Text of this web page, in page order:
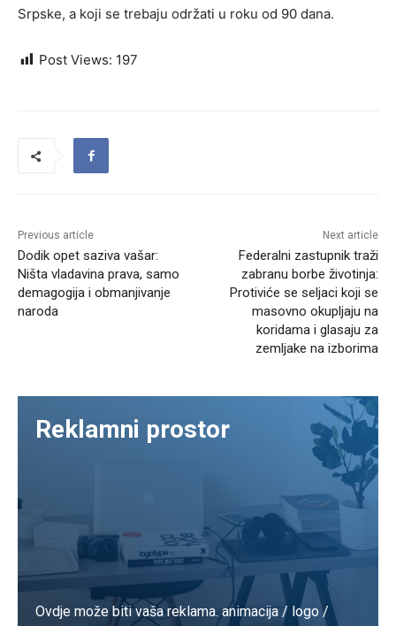
Srpske, a koji se trebaju održati u roku od 90 dana.
Post Views: 197
Previous article
Dodik opet saziva vašar:
Ništa vladavina prava, samo
demagogija i obmanjivanje
naroda
Next article
Federalni zastupnik traži
zabranu borbe životinja:
Protiviće se seljaci koji se
masovno okupljaju na
koridama i glasaju za
zemljake na izborima
Reklamni prostor
Ovdje može biti vaša reklama. animacija / logo /